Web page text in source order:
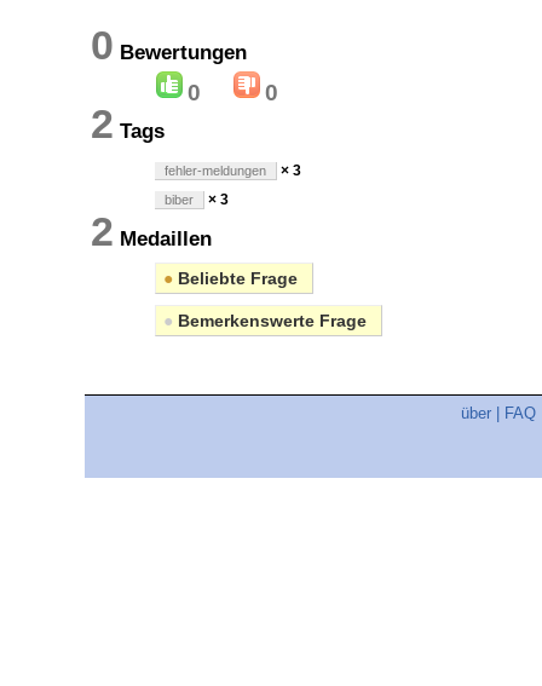
0 Bewertungen
0 0
2 Tags
fehler-meldungen × 3
biber × 3
2 Medaillen
● Beliebte Frage
● Bemerkenswerte Frage
über FAQ